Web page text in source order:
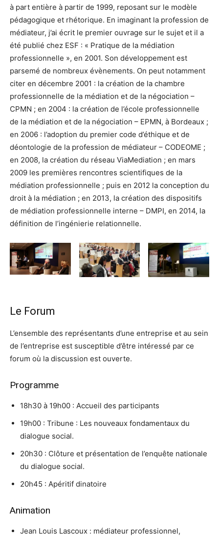
à part entière à partir de 1999, reposant sur le modèle
pédagogique et rhétorique. En imaginant la profession de
médiateur, j’ai écrit le premier ouvrage sur le sujet et il a
été publié chez ESF : « Pratique de la médiation
professionnelle », en 2001. Son développement est
parsemé de nombreux évènements. On peut notamment
citer en décembre 2001 : la création de la chambre
professionnelle de la médiation et de la négociation –
CPMN ; en 2004 : la création de l’école professionnelle
de la médiation et de la négociation – EPMN, à Bordeaux ;
en 2006 : l’adoption du premier code d’éthique et de
déontologie de la profession de médiateur – CODEOME ;
en 2008, la création du réseau ViaMediation ; en mars
2009 les premières rencontres scientifiques de la
médiation professionnelle ; puis en 2012 la conception du
droit à la médiation ; en 2013, la création des dispositifs
de médiation professionnelle interne – DMPI, en 2014, la
définition de l’ingénierie relationnelle.
Le Forum
L’ensemble des représentants d’une entreprise et au sein
de l’entreprise est susceptible d’être intéressé par ce
forum où la discussion est ouverte.
Programme
18h30 à 19h00 : Accueil des participants
19h00 : Tribune : Les nouveaux fondamentaux du
dialogue social.
20h30 : Clôture et présentation de l’enquête nationale
du dialogue social.
20h45 : Apéritif dinatoire
Animation
Jean Louis Lascoux : médiateur professionnel,